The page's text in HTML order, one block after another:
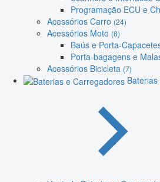
Programação ECU e
Acessórios Carro (24)
Acessórios Moto (8)
Baús e Porta-
Porta-bagagens e
Acessórios Bicicleta (7)